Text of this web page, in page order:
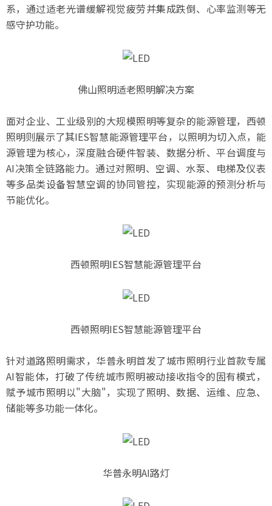
系，通过适老光谱缓解视觉疲劳并集成跌倒、心率监测等无
感守护功能。
佛山照明适老照明解决方案
面对企业、工业级别的大规模照明等复杂的能源管理，西顿
照明则展示了其IES智慧能源管理平台，以照明为切入点，能
源管理为核心，深度融合硬件智装、数据分析、平台调度与
AI决策全链路能力。通过对照明、空调、水泵、电梯及仪表
等多品类设备智慧空调的协同管控，实现能源的预测分析与
节能优化。
西顿照明IES智慧能源管理平台
西顿照明IES智慧能源管理平台
针对道路照明需求，华普永明首发了城市照明行业首款专属
AI智能体，打破了传统城市照明被动接收指令的固有模式，
赋予城市照明以"大脑"，实现了照明、数据、运维、应急、
储能等多功能一体化。
华普永明AI路灯